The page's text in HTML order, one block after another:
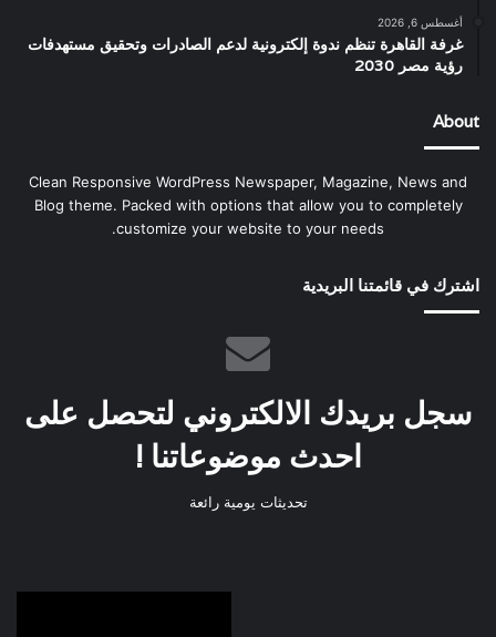
أغسطس 6, 2026
غرفة القاهرة تنظم ندوة إلكترونية لدعم الصادرات وتحقيق مستهدفات
رؤية مصر 2030
About
Clean Responsive WordPress Newspaper, Magazine, News and
Blog theme. Packed with options that allow you to completely
customize your website to your needs.
اشترك في قائمتنا البريدية
سجل بريدك الالكتروني لتحصل على
احدث موضوعاتنا !
تحديثات يومية رائعة